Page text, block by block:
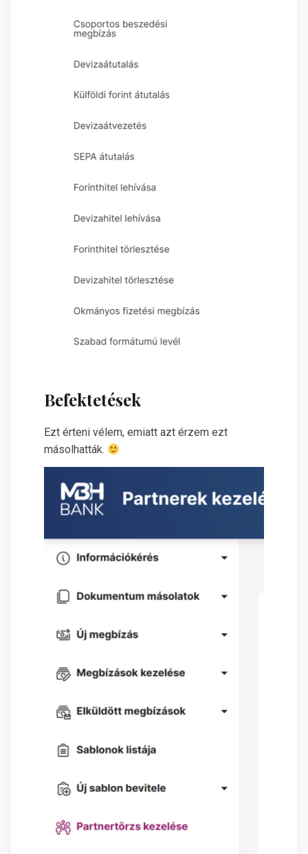
Befektetések
Ezt érteni vélem, emiatt azt érzem ezt
másolhatták.